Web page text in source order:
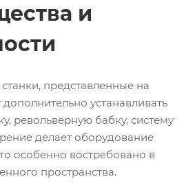
и
представленные на
устанавливать
револьверную бабку, систему
делает оборудование
особенно востребовано в
пространства.